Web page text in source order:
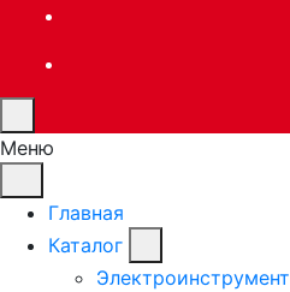
Меню
Главная
Каталог
Электроинструмент